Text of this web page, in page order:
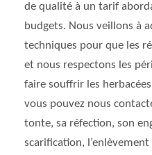
de qualité à un tarif
budgets. Nous veillons à
techniques pour que les
et nous respectons les
faire souffrir les
vous pouvez nous
tonte, sa réfection, son
scarification,